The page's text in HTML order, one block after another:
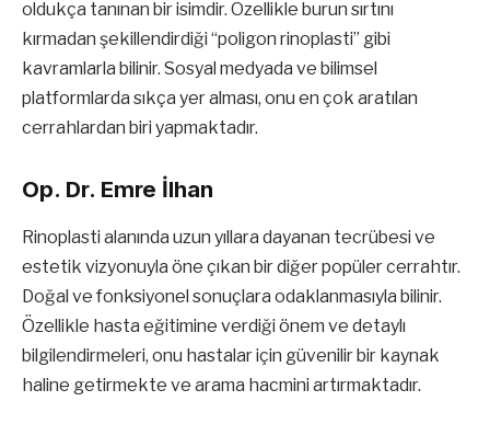
oldukça tanınan bir isimdir. Özellikle burun sırtını
kırmadan şekillendirdiği “poligon rinoplasti” gibi
kavramlarla bilinir. Sosyal medyada ve bilimsel
platformlarda sıkça yer alması, onu en çok aratılan
cerrahlardan biri yapmaktadır.
Op. Dr. Emre İlhan
Rinoplasti alanında uzun yıllara dayanan tecrübesi ve
estetik vizyonuyla öne çıkan bir diğer popüler cerrahtır.
Doğal ve fonksiyonel sonuçlara odaklanmasıyla bilinir.
Özellikle hasta eğitimine verdiği önem ve detaylı
bilgilendirmeleri, onu hastalar için güvenilir bir kaynak
haline getirmekte ve arama hacmini artırmaktadır.